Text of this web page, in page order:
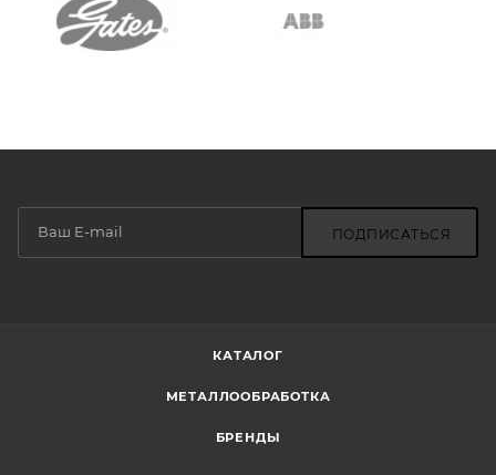
ПОДПИСАТЬСЯ
КАТАЛОГ
МЕТАЛЛООБРАБОТКА
БРЕНДЫ